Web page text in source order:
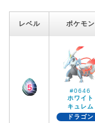
レベル ポケモン
#0646
ホワイト
キュレム
ドラゴン